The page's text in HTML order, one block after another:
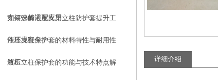
支架中的适配应用
如何选择液压支架立柱防护套提升工
作环境安全？
液压支柱保护套的材料特性与耐用性
解析
液压立柱保护套的功能与技术特点解 详细介绍